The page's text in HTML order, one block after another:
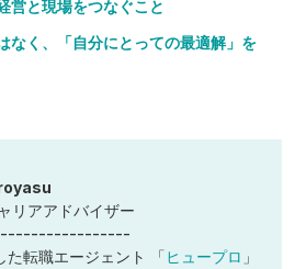
営と現場をつなぐこと
なく、「自分にとっての最適解」を
リアアドバイザー
た転職エージェント 「 ヒュープロ 」